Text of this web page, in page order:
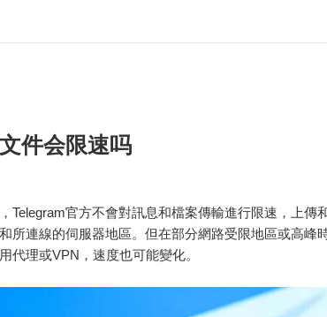
件会限速吗
Telegram官方不會對訊息和檔案傳輸進行限速，上傳
所連線的伺服器地區。但在部分網路受限地區或高峰
代理或VPN，速度也可能變化。